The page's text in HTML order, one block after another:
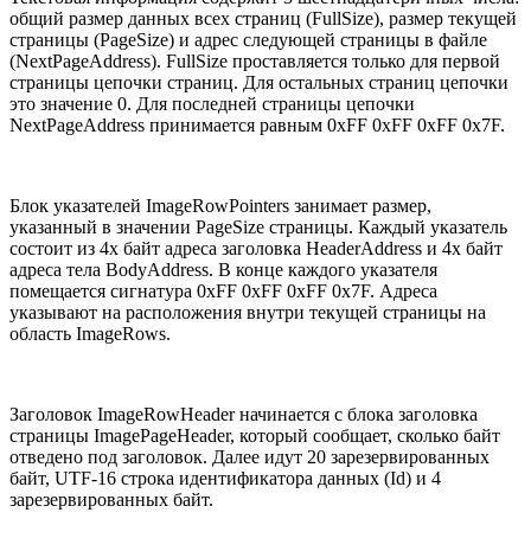
общий размер данных всех страниц (FullSize), размер текущей
страницы (PageSize) и адрес следующей страницы в файле
(NextPageAddress). FullSize проставляется только для первой
страницы цепочки страниц. Для остальных страниц цепочки
это значение 0. Для последней страницы цепочки
NextPageAddress принимается равным 0xFF 0xFF 0xFF 0x7F.
Блок указателей ImageRowPointers занимает размер,
указанный в значении PageSize страницы. Каждый указатель
состоит из 4х байт адреса заголовка HeaderAddress и 4х байт
адреса тела BodyAddress. В конце каждого указателя
помещается сигнатура 0xFF 0xFF 0xFF 0x7F. Адреса
указывают на расположения внутри текущей страницы на
область ImageRows.
Заголовок ImageRowHeader начинается с блока заголовка
страницы ImagePageHeader, который сообщает, сколько байт
отведено под заголовок. Далее идут 20 зарезервированных
байт, UTF-16 строка идентификатора данных (Id) и 4
зарезервированных байт.